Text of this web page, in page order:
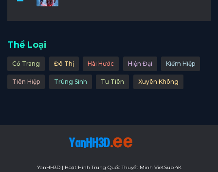
Thể Loại
Cổ Trang Đô Thị Hài Hước Hiện Đại Kiếm Hiệp
Tiên Hiệp Trùng Sinh Tu Tiên Xuyên Không
YanHH3D | Hoạt Hình Trung Quốc Thuyết Minh VietSub 4K